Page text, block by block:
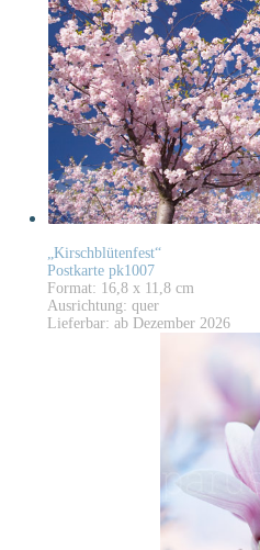
„Kirschblütenfest“
Postkarte pk1007
Format: 16,8 x 11,8 cm
Ausrichtung: quer
Lieferbar: ab Dezember 2026